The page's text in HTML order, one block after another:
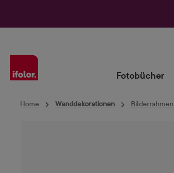
Fotobücher
Home Wanddekorationen Bilderrahmen